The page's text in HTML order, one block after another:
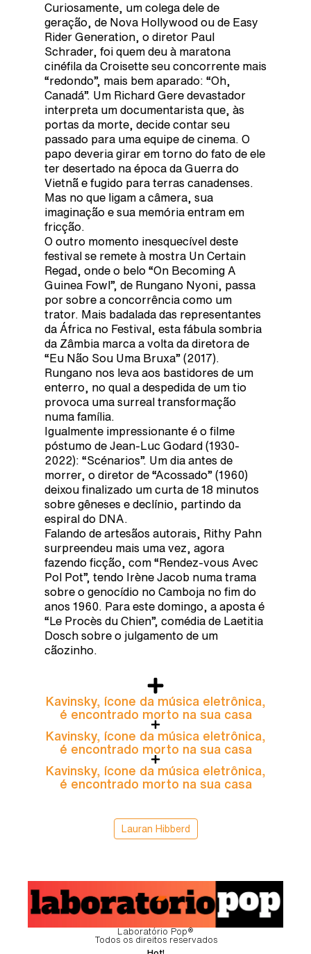
Curiosamente, um colega dele de
geração, de Nova Hollywood ou de Easy
Rider Generation, o diretor Paul
Schrader, foi quem deu à maratona
cinéfila da Croisette seu concorrente mais
“redondo”, mais bem aparado: “Oh,
Canadá”. Um Richard Gere devastador
interpreta um documentarista que, às
portas da morte, decide contar seu
passado para uma equipe de cinema. O
papo deveria girar em torno do fato de ele
ter desertado na época da Guerra do
Vietnã e fugido para terras canadenses.
Mas no que ligam a câmera, sua
imaginação e sua memória entram em
fricção.
O outro momento inesquecível deste
festival se remete à mostra Un Certain
Regad, onde o belo “On Becoming A
Guinea Fowl”, de Rungano Nyoni, passa
por sobre a concorrência como um
trator. Mais badalada das representantes
da África no Festival, esta fábula sombria
da Zâmbia marca a volta da diretora de
“Eu Não Sou Uma Bruxa” (2017).
Rungano nos leva aos bastidores de um
enterro, no qual a despedida de um tio
provoca uma surreal transformação
numa família.
Igualmente impressionante é o filme
póstumo de Jean-Luc Godard (1930-
2022): “Scénarios”. Um dia antes de
morrer, o diretor de “Acossado” (1960)
deixou finalizado um curta de 18 minutos
sobre gêneses e declínio, partindo da
espiral do DNA.
Falando de artesãos autorais, Rithy Pahn
surpreendeu mais uma vez, agora
fazendo ficção, com “Rendez-vous Avec
Pol Pot”, tendo Irène Jacob numa trama
sobre o genocídio no Camboja no fim do
anos 1960. Para este domingo, a aposta é
“Le Procès du Chien”, comédia de Laetitia
Dosch sobre o julgamento de um
cãozinho.
Kavinsky, ícone da música eletrônica,
é encontrado morto na sua casa
Kavinsky, ícone da música eletrônica,
é encontrado morto na sua casa
Kavinsky, ícone da música eletrônica,
é encontrado morto na sua casa
Lauran Hibberd
Laboratório Pop®
Todos os direitos reservados